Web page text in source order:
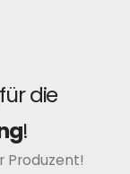
die
!
Produzent!